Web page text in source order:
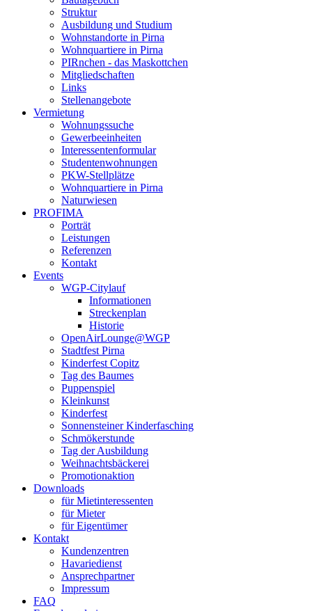
Struktur
Ausbildung und Studium
Wohnstandorte in Pirna
Wohnquartiere in Pirna
PIRnchen - das Maskottchen
Mitgliedschaften
Links
Stellenangebote
Vermietung
Wohnungssuche
Gewerbeeinheiten
Interessentenformular
Studentenwohnungen
PKW-Stellplätze
Wohnquartiere in Pirna
Naturwiesen
PROFIMA
Porträt
Leistungen
Referenzen
Kontakt
Events
WGP-Citylauf
Informationen
Streckenplan
Historie
OpenAirLounge@WGP
Stadtfest Pirna
Kinderfest Copitz
Tag des Baumes
Puppenspiel
Kleinkunst
Kinderfest
Sonnensteiner Kinderfasching
Schmökerstunde
Tag der Ausbildung
Weihnachtsbäckerei
Promotionaktion
Downloads
für Mietinteressenten
für Mieter
für Eigentümer
Kontakt
Kundenzentren
Havariedienst
Ansprechpartner
Impressum
FAQ